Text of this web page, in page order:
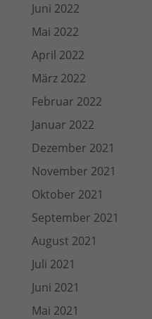
Juni 2022
Mai 2022
April 2022
März 2022
Februar 2022
Januar 2022
Dezember 2021
November 2021
Oktober 2021
September 2021
August 2021
Juli 2021
Juni 2021
Mai 2021